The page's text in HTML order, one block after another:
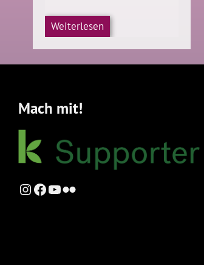
Weiterlesen
Mach mit!
Instagram
Facebook
YouTube
Flickr